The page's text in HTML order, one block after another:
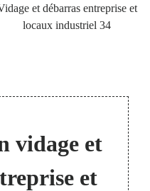
et débarras entreprise et
locaux industriel 34
vidage et
et